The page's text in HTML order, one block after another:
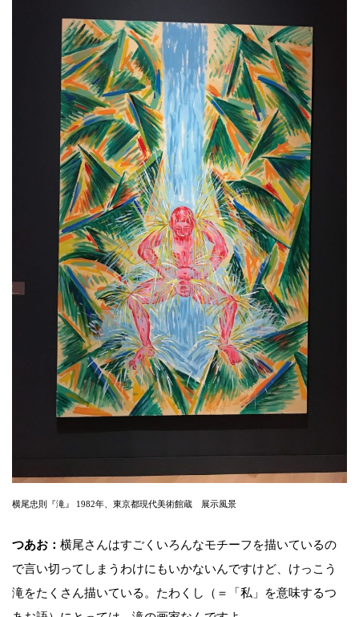
横尾忠則『滝』 1982年、東京都現代美術館蔵 展示風景
つあお： 横尾さんはすごくいろんなモチーフを描いているの
で言い切ってしまうわけにもいかないんですけど、けっこう
滝をたくさん描いている。たわくし（＝「私」を意味するつ